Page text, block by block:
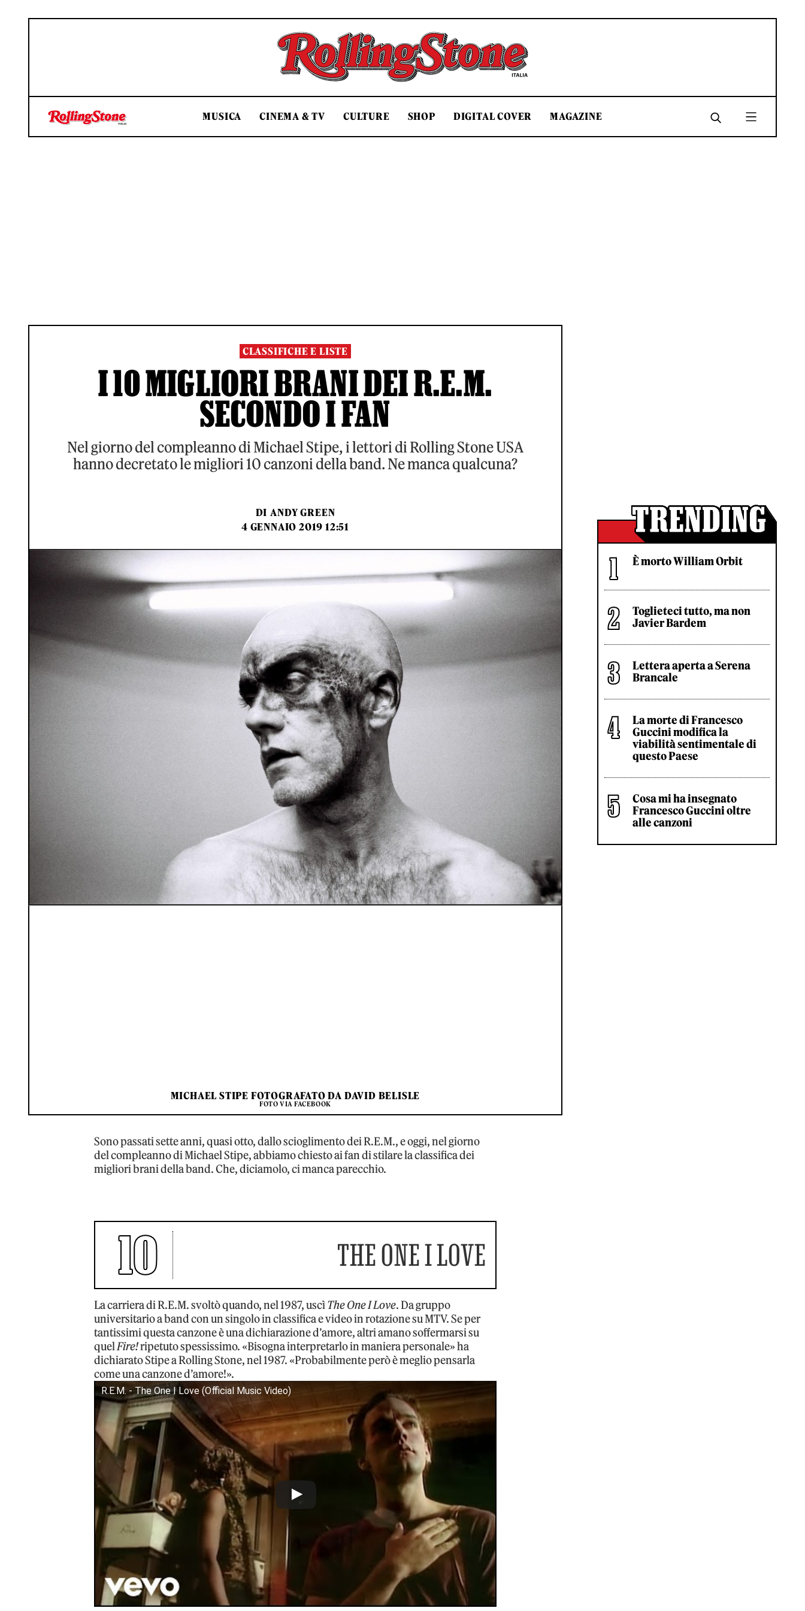
Rolling Stone Italia
MUSICA CINEMA & TV CULTURE SHOP DIGITAL COVER MAGAZINE
CLASSIFICHE E LISTE
I 10 MIGLIORI BRANI DEI R.E.M.
SECONDO I FAN
Nel giorno del compleanno di Michael Stipe, i lettori di Rolling Stone USA
hanno decretato le migliori 10 canzoni della band. Ne manca qualcuna?
DI ANDY GREEN
4 GENNAIO 2019 12:51
MICHAEL STIPE FOTOGRAFATO DA DAVID BELISLE
FOTO VIA FACEBOOK
Sono passati sette anni, quasi otto, dallo scioglimento dei R.E.M., e oggi, nel giorno
del compleanno di Michael Stipe, abbiamo chiesto ai fan di stilare la classifica dei
migliori brani della band. Che, diciamolo, ci manca parecchio.
10 THE ONE I LOVE
La carriera di R.E.M. svoltò quando, nel 1987, uscìThe One I Love. Da gruppo
universitario a band con un singolo in classifica e video in rotazione su MTV. Se per
tantissimi questa canzone è una dichiarazione d’amore, altri amano soffermarsi su
quelFire!ripetuto spessissimo. «Bisogna interpretarlo in maniera personale» ha
dichiarato Stipe a Rolling Stone, nel 1987. «Probabilmente però è meglio pensarla
come una canzone d’amore!».
R.E.M. - The One I Love (Official Music Video)
È morto William Orbit
Toglieteci tutto, ma non
Javier Bardem
Lettera aperta a Serena
Brancale
La morte di Francesco
Guccini modifica la
viabilità sentimentale di
questo Paese
Cosa mi ha insegnato
Francesco Guccini oltre
alle canzoni